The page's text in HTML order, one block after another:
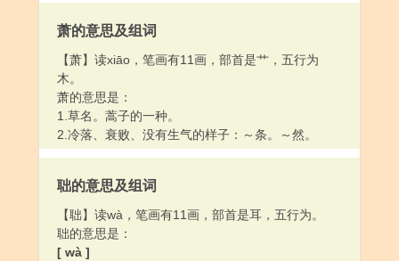
萧的意思及组词
【萧】读xiāo，笔画有11画，部首是艹，五行为
木。
萧的意思是：
1.草名。蒿子的一种。
2.冷落、衰败、没有生气的样子：～条。～然。
聉的意思及组词
【聉】读wà，笔画有11画，部首是耳，五行为。
聉的意思是：
[ wà ]